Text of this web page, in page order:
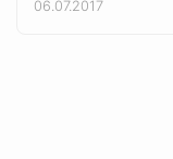
06.07.2017